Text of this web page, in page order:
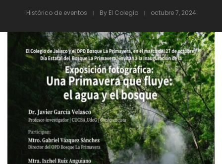
Histórico de eventos By El Colegio octubre 7, 2024